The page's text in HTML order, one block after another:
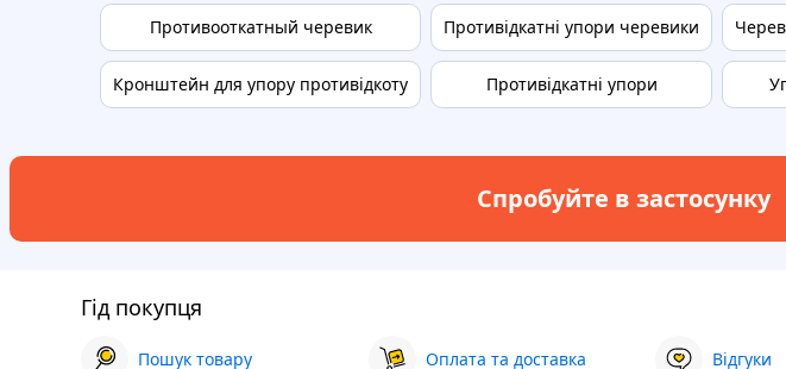
Противооткатный черевик
Кронштейн для упору противідкоту
Противідкатні упори черевики
Противідкатні упори
Спробуйте в застосунку
Гід покупця
Пошук товару Оплата та доставка Відгуки